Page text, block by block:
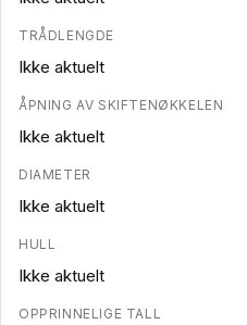
TRÅDLENGDE
Ikke aktuelt
ÅPNING AV SKIFTENØKKELEN
Ikke aktuelt
DIAMETER
Ikke aktuelt
HULL
Ikke aktuelt
OPPRINNELIGE TALL